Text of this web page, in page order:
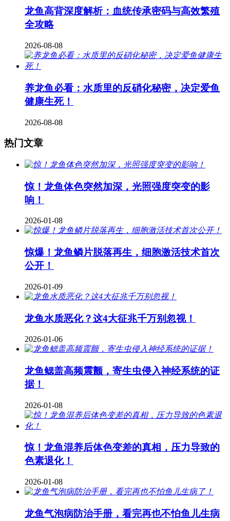
龙鱼高背深度解析：血统传承密码与高效繁殖
全攻略
2026-08-08
养龙鱼必看：水质里的反硝化秘密，决定爱鱼
健康生死！
2026-08-08
热门文章
惊！龙鱼体色突然加深，光照强度突变的影
响！
2026-01-08
惊爆！龙鱼鳞片脱落再生，细胞激活技术首次
公开！
2026-01-09
龙鱼水质恶化？这4大征兆千万别忽视！
2026-01-06
龙鱼鳃盖高频震颤，寄生虫侵入神经系统的证
据！
2026-01-08
惊！龙鱼混养后体色变差的真相，压力导致的
色素退化！
2026-01-08
龙鱼气泡病防治手册，看完再也不怕鱼儿生病